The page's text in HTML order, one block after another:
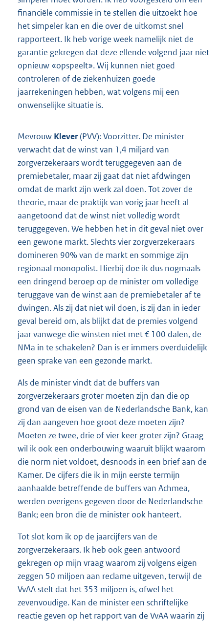
financiële commissie in te stellen die uitzoekt hoe
het simpeler kan en die over de uitkomst snel
rapporteert. Ik heb vorige week namelijk niet de
garantie gekregen dat deze ellende volgend jaar niet
opnieuw «opspeelt». Wij kunnen niet goed
controleren of de ziekenhuizen goede
jaarrekeningen hebben, wat volgens mij een
onwenselijke situatie is.
Mevrouw Klever(PVV): Voorzitter. De minister
verwacht dat de winst van 1,4 miljard van
zorgverzekeraars wordt teruggegeven aan de
premiebetaler, maar zij gaat dat niet afdwingen
omdat de markt zijn werk zal doen. Tot zover de
theorie, maar de praktijk van vorig jaar heeft al
aangetoond dat de winst niet volledig wordt
teruggegeven. We hebben het in dit geval niet over
een gewone markt. Slechts vier zorgverzekeraars
domineren 90% van de markt en sommige zijn
regionaal monopolist. Hierbij doe ik dus nogmaals
een dringend beroep op de minister om volledige
teruggave van de winst aan de premiebetaler af te
dwingen. Als zij dat niet wil doen, is zij dan in ieder
geval bereid om, als blijkt dat de premies volgend
jaar vanwege die winsten niet met € 100 dalen, de
NMa in te schakelen? Dan is er immers overduidelijk
geen sprake van een gezonde markt.
Als de minister vindt dat de buffers van
zorgverzekeraars groter moeten zijn dan die op
grond van de eisen van de Nederlandsche Bank, kan
zij dan aangeven hoe groot deze moeten zijn?
Moeten ze twee, drie of vier keer groter zijn? Graag
wil ik ook een onderbouwing waaruit blijkt waarom
die norm niet voldoet, desnoods in een brief aan de
Kamer. De cijfers die ik in mijn eerste termijn
aanhaalde betreffende de buffers van Achmea,
werden overigens gegeven door de Nederlandsche
Bank; een bron die de minister ook hanteert.
Tot slot kom ik op de jaarcijfers van de
zorgverzekeraars. Ik heb ook geen antwoord
gekregen op mijn vraag waarom zij volgens eigen
zeggen 50 miljoen aan reclame uitgeven, terwijl de
VvAA stelt dat het 353 miljoen is, ofwel het
zevenvoudige. Kan de minister een schriftelijke
reactie geven op het rapport van de VvAA waarin zij